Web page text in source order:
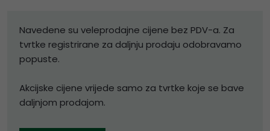
Navedene su veleprodajne cijene bez PDV-a. Za
tvrtke registrirane za daljnju prodaju odobravamo
popuste.
Akcijske cijene vrijede samo za tvrtke koje se bave
daljnjom prodajom.